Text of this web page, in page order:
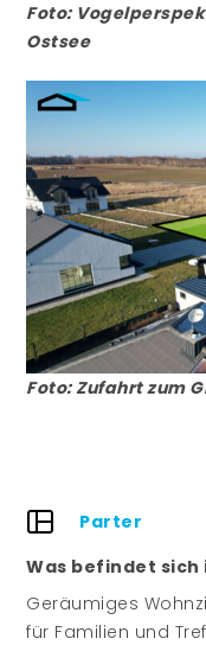
Foto:
Ostsee
Foto: Zufahrt zum
Parter
Was befindet sich
Geräumiges
für Familien und